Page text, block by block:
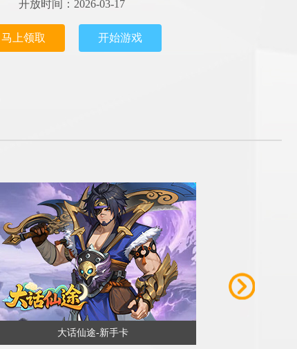
开放时间：2026-03-17
马上领取 开始游戏
大话仙途-新手卡